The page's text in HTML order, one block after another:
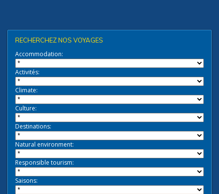
RECHERCHEZ NOS VOYAGES
Accommodation:
Activités:
Climate:
Culture:
Destinations:
Natural environment:
Responsible tourism:
Saisons: